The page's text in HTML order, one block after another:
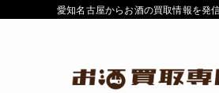
愛知名古屋からお酒の買取情報を発